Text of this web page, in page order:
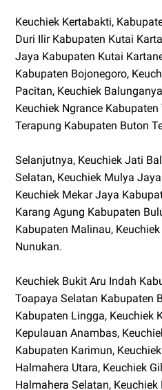
Keuchiek Kertabakti,
Duri Ilir Kabupaten Kutai
Jaya Kabupaten Kutai
Kabupaten Bojonegoro,
Pacitan, Keuchiek
Keuchiek Ngrance
Terapung Kabupaten Buton
Selanjutnya, Keuchiek Jati
Selatan, Keuchiek Mulya
Keuchiek Mekar Jaya
Karang Agung Kabupaten
Kabupaten Malinau,
Nunukan.
Keuchiek Bukit Aru Indah
Toapaya Selatan Kabupaten
Kabupaten Lingga, Keuchiek
Kepulauan Anambas,
Kabupaten Karimun,
Halmahera Utara, Keuchiek
Halmahera Selatan,